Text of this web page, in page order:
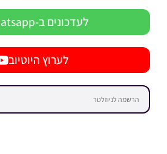
לעדכונים ב-Whatsapp
לערוץ היוטיוב